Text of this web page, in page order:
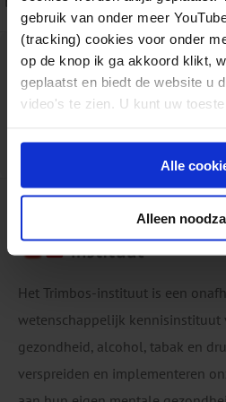
gebruik van onder meer
(tracking) cookies voor onder
op de knop ik ga akkoord klikt,
geplaatst en biedt de website u
video's te zien. U kunt uw
Alle
Alleen
Download:
AF1455 Factsheets Tabak 06-10-
L. Springvloet, M. Kleinjan, M. van
Het Trimbos-instituut is een
wetenschappelijk kennisinstituut
gezondheid, alcohol, tabak en
verspreiden en implementeren